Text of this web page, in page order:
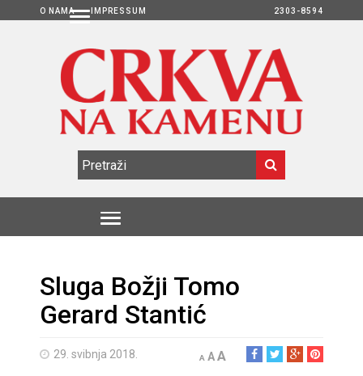
O NAMA IMPRESSUM 2303-8594
Sluga Božji Tomo
Gerard Stantić
29. svibnja 2018. A AA